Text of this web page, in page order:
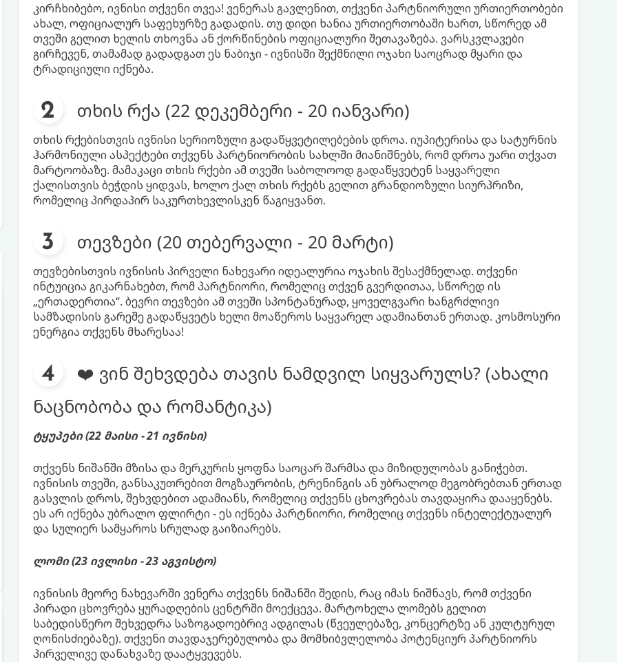
კირჩხიბებო, ივნისი თქვენი თვეა! ვენერას გავლენით, თქვენი პარტნიორული ურთიერთობები
ახალ, ოფიციალურ საფეხურზე გადადის. თუ დიდი ხანია ურთიერთობაში ხართ, სწორედ ამ
თვეში გელით ხელის თხოვნა ან ქორწინების ოფიციალური შეთავაზება. ვარსკვლავები
გირჩევენ, თამამად გადადგათ ეს ნაბიჯი - ივნისში შექმნილი ოჯახი საოცრად მყარი და
ტრადიციული იქნება.
თხის რქა (22 დეკემბერი - 20 იანვარი)
თხის რქებისთვის ივნისი სერიოზული გადაწყვეტილებების დროა. იუპიტერისა და სატურნის
ჰარმონიული ასპექტები თქვენს პარტნიორობის სახლში მიანიშნებს, რომ დროა უარი თქვათ
მარტოობაზე. მამაკაცი თხის რქები ამ თვეში საბოლოოდ გადაწყვეტენ საყვარელი
ქალისთვის ბეჭდის ყიდვას, ხოლო ქალ თხის რქებს გელით გრანდიოზული სიურპრიზი,
რომელიც პირდაპირ საკურთხევლისკენ წაგიყვანთ.
თევზები (20 თებერვალი - 20 მარტი)
თევზებისთვის ივნისის პირველი ნახევარი იდეალურია ოჯახის შესაქმნელად. თქვენი
ინტუიცია გიკარნახებთ, რომ პარტნიორი, რომელიც თქვენ გვერდითაა, სწორედ ის
„ერთადერთია“. ბევრი თევზები ამ თვეში სპონტანურად, ყოველგვარი ხანგრძლივი
სამზადისის გარეშე გადაწყვეტს ხელი მოაწეროს საყვარელ ადამიანთან ერთად. კოსმოსური
ენერგია თქვენს მხარესაა!
❤️ ვინ შეხვდება თავის ნამდვილ სიყვარულს? (ახალი
ნაცნობობა და რომანტიკა)
ტყუპები (22 მაისი - 21 ივნისი)
თქვენს ნიშანში მზისა და მერკურის ყოფნა საოცარ შარმსა და მიზიდულობას განიჭებთ.
ივნისის თვეში, განსაკუთრებით მოგზაურობის, ტრენინგის ან უბრალოდ მეგობრებთან ერთად
გასვლის დროს, შეხვდებით ადამიანს, რომელიც თქვენს ცხოვრებას თავდაყირა დააყენებს.
ეს არ იქნება უბრალო ფლირტი - ეს იქნება პარტნიორი, რომელიც თქვენს ინტელექტუალურ
და სულიერ სამყაროს სრულად გაიზიარებს.
ლომი (23 ივლისი - 23 აგვისტო)
ივნისის მეორე ნახევარში ვენერა თქვენს ნიშანში შედის, რაც იმას ნიშნავს, რომ თქვენი
პირადი ცხოვრება ყურადღების ცენტრში მოექცევა. მარტოხელა ლომებს გელით
საბედისწერო შეხვედრა საზოგადოებრივ ადგილას (წვეულებაზე, კონცერტზე ან კულტურულ
ღონისძიებაზე). თქვენი თავდაჯერებულობა და მომხიბვლელობა პოტენციურ პარტნიორს
პირველივე დანახვაზე დაატყვევებს.